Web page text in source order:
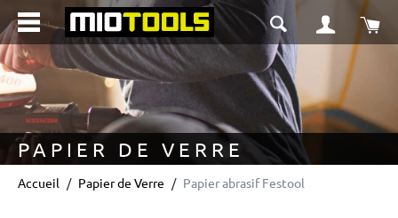
principal
PAPIER DE VERRE
Accueil Papier de Verre Papier abrasif Festool